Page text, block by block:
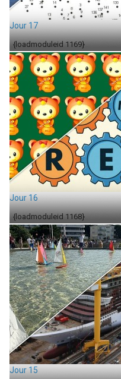
Jour 17
{loadmoduleid 1169}
Jour 16
{loadmoduleid 1168}
Jour 15